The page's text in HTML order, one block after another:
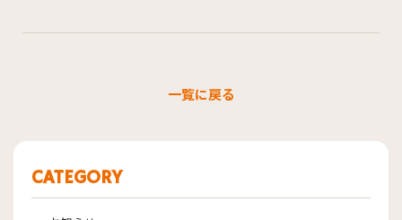
一覧に戻る
CATEGORY